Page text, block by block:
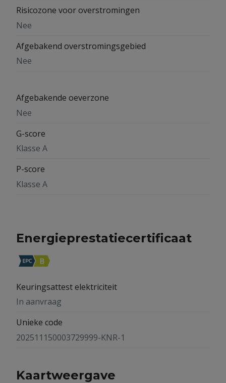
Risicozone voor overstromingen
Nee
Afgebakend overstromingsgebied
Nee
Afgebakende oeverzone
Nee
G-score
Klasse A
P-score
Klasse A
Energieprestatiecertificaat
Keuringsattest elektriciteit
In aanvraag
Unieke code
202511150003729999-KNR-1
Kaartweergave